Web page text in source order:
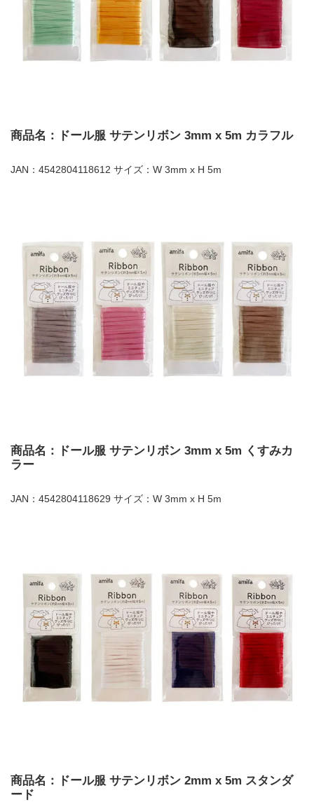
商品名：ドール服 サテンリボン 3mm x 5m カラフル
JAN：4542804118612 サイズ：W 3mm x H 5m
商品名：ドール服 サテンリボン 3mm x 5m くすみカ
ラー
JAN：4542804118629 サイズ：W 3mm x H 5m
商品名：ドール服 サテンリボン 2mm x 5m スタンダ
ード